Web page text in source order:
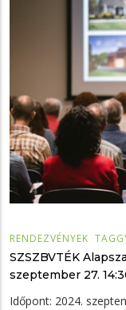
RENDEZVÉNYEK
SZSZBVTÉK
szeptember 27.
Időpont: 2024.